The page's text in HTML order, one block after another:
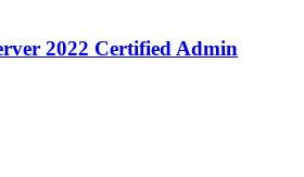
2022 Certified Admin